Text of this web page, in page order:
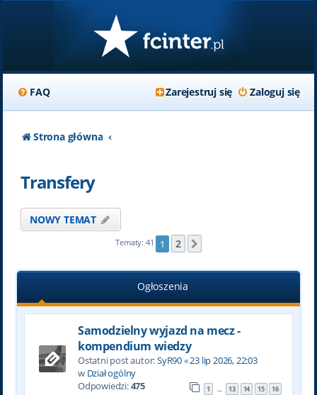
FAQ Zaloguj się
Zarejestruj się
Strona główna
Transfery
NOWY TEMAT
Tematy: 41 1 2
Ogłoszenia
Samodzielny wyjazd na mecz -
kompendium wiedzy
Ostatni post autor:SyR90«23 lip 2026, 22:03
w Dział ogólny
Odpowiedzi:475 1 … 13 14 15 16